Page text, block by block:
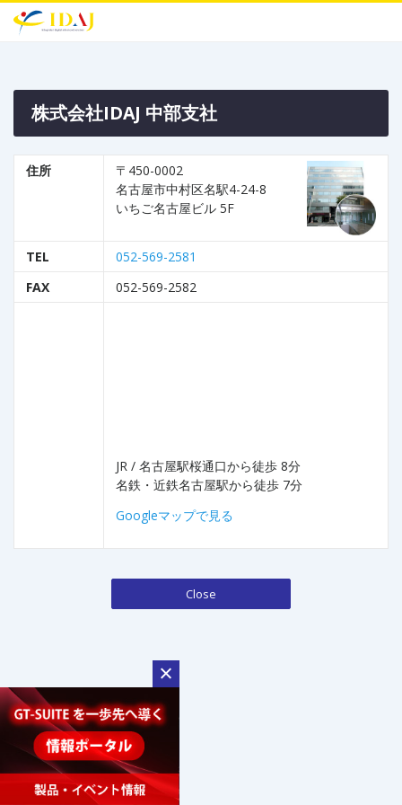
株式会社IDAJ 中部支社
住所
〒450-0002
名古屋市中村区名駅4-24-8
いちご名古屋ビル 5F
TEL
052-569-2581
FAX
052-569-2582
JR / 名古屋駅桜通口から徒歩 8分
名鉄・近鉄名古屋駅から徒歩 7分
Googleマップで見る
Close